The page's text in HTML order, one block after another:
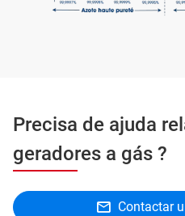
Precisa de ajuda
geradores a gás ?
Contactar